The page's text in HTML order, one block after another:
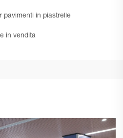
pavimenti in piastrelle
in vendita